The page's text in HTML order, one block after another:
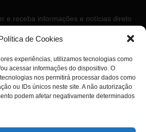
de Cookies
experiências, utilizamos tecnologias como
acessar informações do dispositivo. O
nos permitirá processar dados como
ou IDs únicos neste site. A não autorização
podem afetar negativamente determinados
e receba informações e notícias direto